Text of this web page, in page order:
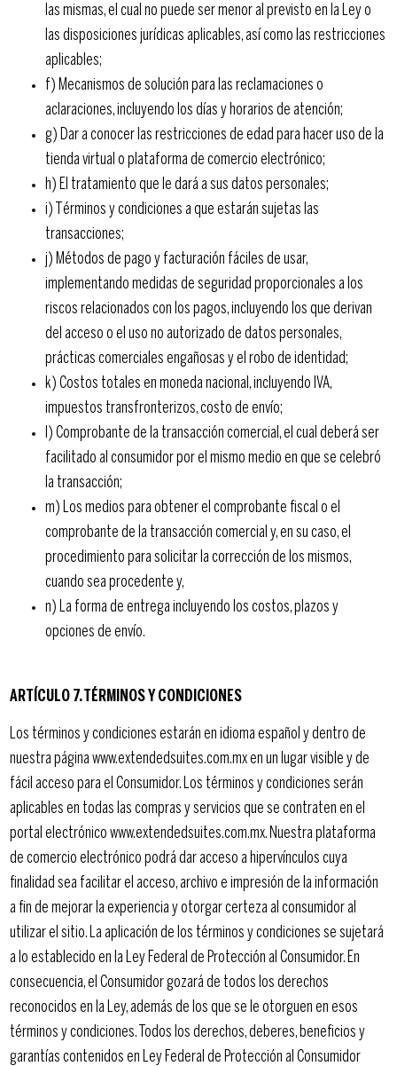
las mismas, el cual no puede ser menor al previsto en la Ley o
las disposiciones jurídicas aplicables, así como las restricciones
aplicables;
f) Mecanismos de solución para las reclamaciones o
aclaraciones, incluyendo los días y horarios de atención;
g) Dar a conocer las restricciones de edad para hacer uso de la
tienda virtual o plataforma de comercio electrónico;
h) El tratamiento que le dará a sus datos personales;
i) Términos y condiciones a que estarán sujetas las
transacciones;
j) Métodos de pago y facturación fáciles de usar,
implementando medidas de seguridad proporcionales a los
riscos relacionados con los pagos, incluyendo los que derivan
del acceso o el uso no autorizado de datos personales,
prácticas comerciales engañosas y el robo de identidad;
k) Costos totales en moneda nacional, incluyendo IVA,
impuestos transfronterizos, costo de envío;
l) Comprobante de la transacción comercial, el cual deberá ser
facilitado al consumidor por el mismo medio en que se celebró
la transacción;
m) Los medios para obtener el comprobante fiscal o el
comprobante de la transacción comercial y, en su caso, el
procedimiento para solicitar la corrección de los mismos,
cuando sea procedente y,
n) La forma de entrega incluyendo los costos, plazos y
opciones de envío.
ARTÍCULO 7. TÉRMINOS Y CONDICIONES
Los términos y condiciones estarán en idioma español y dentro de
nuestra página www.extendedsuites.com.mx en un lugar visible y de
fácil acceso para el Consumidor. Los términos y condiciones serán
aplicables en todas las compras y servicios que se contraten en el
portal electrónico www.extendedsuites.com.mx. Nuestra plataforma
de comercio electrónico podrá dar acceso a hipervínculos cuya
finalidad sea facilitar el acceso, archivo e impresión de la información
a fin de mejorar la experiencia y otorgar certeza al consumidor al
utilizar el sitio. La aplicación de los términos y condiciones se sujetará
a lo establecido en la Ley Federal de Protección al Consumidor. En
consecuencia, el Consumidor gozará de todos los derechos
reconocidos en la Ley, además de los que se le otorguen en esos
términos y condiciones. Todos los derechos, deberes, beneficios y
garantías contenidos en Ley Federal de Protección al Consumidor